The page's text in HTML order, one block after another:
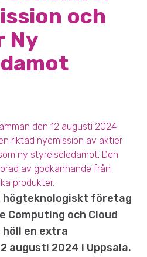
och
Ny
den 12 augusti 2024
riktad nyemission av aktier
ny styrelseledamot. Den
av godkännande från
produkter.
högteknologiskt företag
Computing och Cloud
höll en extra
augusti 2024 i Uppsala.